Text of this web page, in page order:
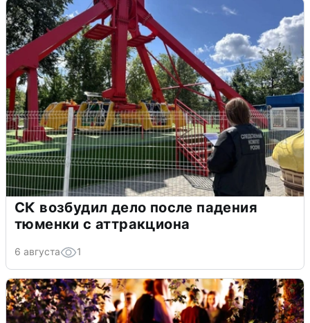
СК возбудил дело после падения
тюменки с аттракциона
6 августа 1